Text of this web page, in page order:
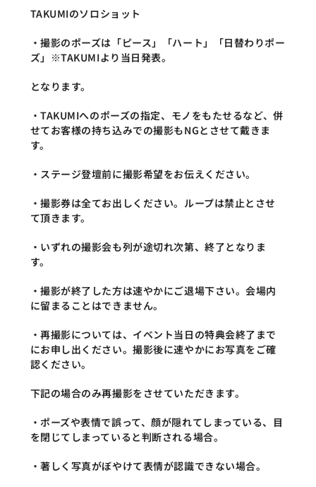
TAKUMIのソロショット
・撮影のポーズは「ピース」「ハート」「日替わりポー
ズ」※TAKUMIより当日発表。
となります。
・TAKUMIへのポーズの指定、モノをもたせるなど、併
せてお客様の持ち込みでの撮影もNGとさせて戴きま
す。
・ステージ登壇前に撮影希望をお伝えください。
・撮影券は全てお出しください。ループは禁止とさせ
て頂きます。
・いずれの撮影会も列が途切れ次第、終了となりま
す。
・撮影が終了した方は速やかにご退場下さい。会場内
に留まることはできません。
・再撮影については、イベント当日の特典会終了まで
にお申し出ください。撮影後に速やかにお写真をご確
認ください。
下記の場合のみ再撮影をさせていただきます。
・ポーズや表情で誤って、顔が隠れてしまっている、目
を閉じてしまっていると判断される場合。
・著しく写真がぼやけて表情が認識できない場合。